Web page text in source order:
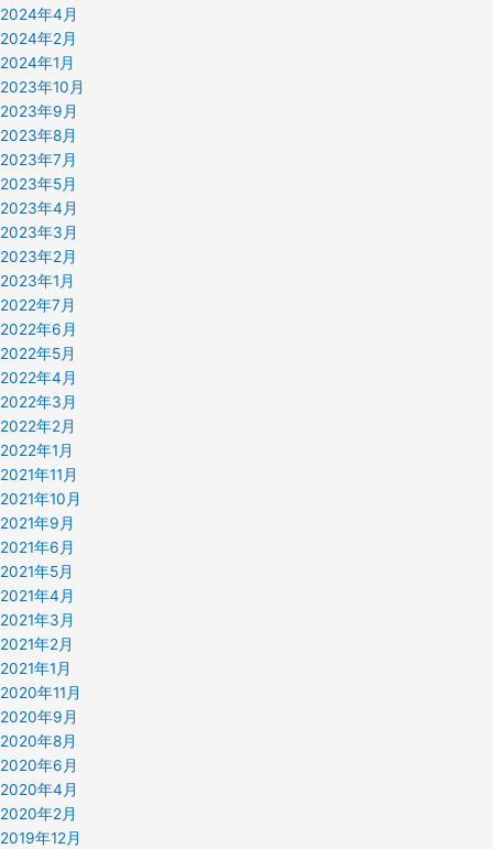
2024年4月
2024年2月
2024年1月
2023年10月
2023年9月
2023年8月
2023年7月
2023年5月
2023年4月
2023年3月
2023年2月
2023年1月
2022年7月
2022年6月
2022年5月
2022年4月
2022年3月
2022年2月
2022年1月
2021年11月
2021年10月
2021年9月
2021年6月
2021年5月
2021年4月
2021年3月
2021年2月
2021年1月
2020年11月
2020年9月
2020年8月
2020年6月
2020年4月
2020年2月
2019年12月